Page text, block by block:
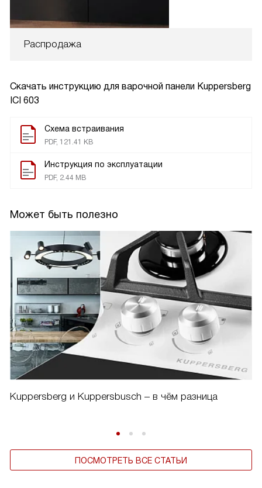
Распродажа
Скачать инструкцию для варочной панели Kuppersberg
ICI 603
Схема встраивания
PDF, 121.41 KB
Инструкция по эксплуатации
PDF, 2.44 MB
Может быть полезно
Kuppersberg и Kuppersbusch – в чём разница
ПОСМОТРЕТЬ ВСЕ СТАТЬИ